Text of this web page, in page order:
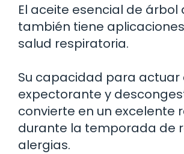
El aceite esencial de árbol
también tiene
salud respiratoria.
Su capacidad para actuar
expectorante y
convierte en un excelente
durante la temporada de
alergias.